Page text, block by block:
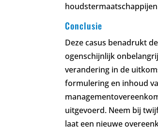
Conclusie
Deze casus benadrukt
ogenschijnlijk
verandering in de
formulering en inhoud
uitgevoerd. Neem bij
laat een nieuwe